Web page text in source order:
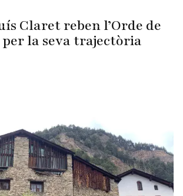
Claret reben l’Orde de
la seva trajectòria